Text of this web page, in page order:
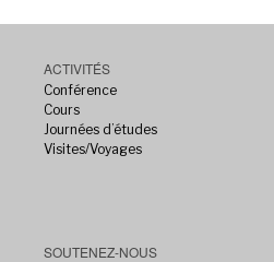
ACTIVITÉS
Conférence
Cours
Journées d’études
Visites/Voyages
SOUTENEZ-NOUS